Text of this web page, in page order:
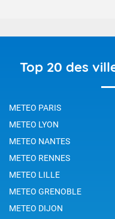
Top 20 des
METEO PARIS
METEO LYON
METEO NANTES
METEO RENNES
METEO LILLE
METEO GRENOBLE
METEO DIJON